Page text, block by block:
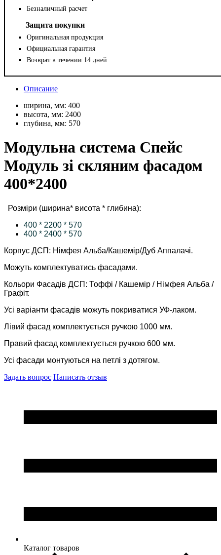
Безналичный расчет
Защита покупки
Оригинальная продукция
Официальная гарантия
Возврат в течении 14 дней
Описание
ширина, мм: 400
высота, мм: 2400
глубина, мм: 570
Модульна система Спейс
Модуль зі скляним фасадом
400*2400
Розміри (ширина* висота * глибина):
400 * 2200 * 570
400 * 2400 * 570
Корпус ДСП: Німфея Альба/Кашемір/Дуб Аппалачі.
Можуть комплектуватись фасадами.
Кольори Фасадів ДСП: Тоффі / Кашемір / Німфея Альба /
Графіт.
Усі варіанти фасадів можуть покриватися УФ-лаком.
Лівий фасад комплектується ручкою 1000 мм.
Правий фасад комплектується ручкою 600 мм.
Усі фасади монтуються на петлі з дотягом.
Задать вопрос Написать отзыв
Каталог товаров